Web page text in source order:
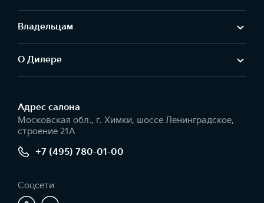
Владельцам
О Дилере
Адрес салонa
Московская обл., г. Химки, шоссе Ленинградское,
строение 21А
+7 (495) 780-01-00
Соцсети